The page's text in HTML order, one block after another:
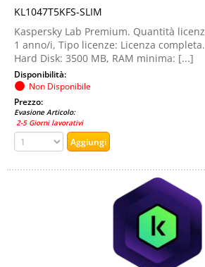
KL1047T5KFS-SLIM
Kaspersky Lab Premium. Quantità
1 anno/i, Tipo licenze: Licenza
Hard Disk: 3500 MB, RAM minima: [...]
Disponibilità:
Non Disponibile
Prezzo:
Evasione Articolo:
2-5 Giorni lavorativi